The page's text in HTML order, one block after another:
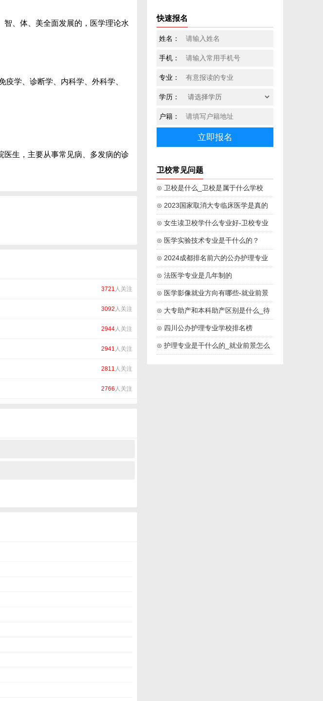
、体、美全面发展的，医学理论水
学、诊断学、内科学、外科学、
医生，主要从事常见病、多发病的诊
3721 人关注
3092 人关注
2944人关注
2941 人关注
2811 人关注
2766 人关注
快速报名
姓名：
手机：
专业：
学历：
户籍：
卫校常见问题
⊙ 卫校是什么_卫校是属于什么学校
⊙ 2023国家取消大专临床医学是真的
吗
⊙ 女生读卫校学什么专业好-卫校专业
学校推荐
⊙ 医学实验技术专业是干什么的？
⊙ 2024成都排名前六的公办护理专业
学校名单
⊙ 法医学专业是几年制的
⊙ 医学影像就业方向有哪些-就业前景
怎么样
⊙ 大专助产和本科助产区别是什么_待
遇一样吗
⊙ 四川公办护理专业学校排名榜
（2024最新）
⊙ 护理专业是干什么的_就业前景怎么